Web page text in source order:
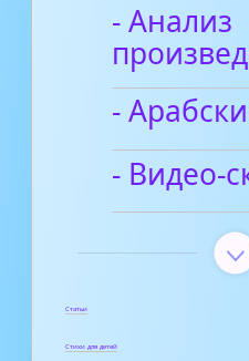
- Анализ
-
- Видео-
Статьи
Стихи для детей